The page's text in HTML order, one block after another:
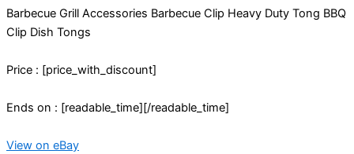
Barbecue Grill Accessories Barbecue Clip Heavy Duty Tong BBQ
Clip Dish Tongs
Price : [price_with_discount]
Ends on : [readable_time][/readable_time]
View on eBay